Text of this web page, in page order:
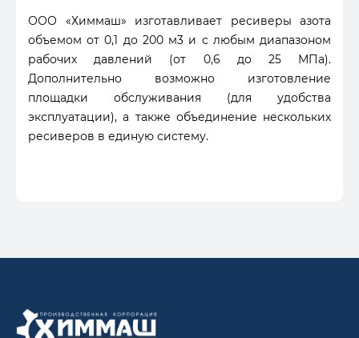
ООО «Химмаш» изготавливает ресиверы азота
объемом от 0,1 до 200 м3 и с любым диапазоном
рабочих давлений (от 0,6 до 25 МПа).
Дополнительно возможно изготовление
площадки обслуживания (для удобства
эксплуатации), а также объединение нескольких
ресиверов в единую систему.